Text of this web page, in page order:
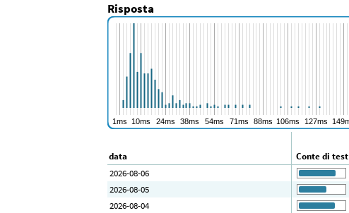
Risposta
data
Conte di test
2026-08-06
2026-08-05
2026-08-04